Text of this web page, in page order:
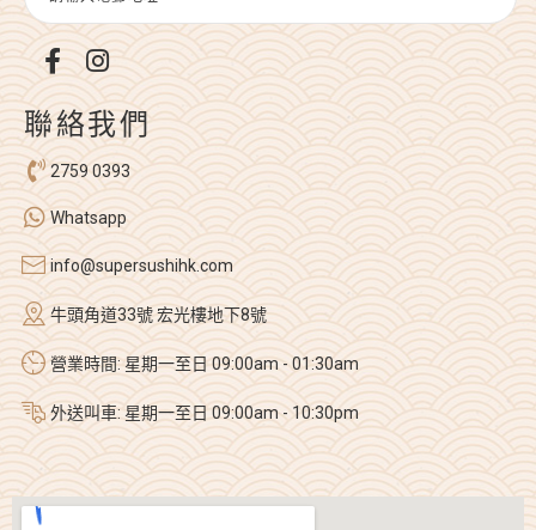
聯絡我們
2759 0393
Whatsapp
info@supersushihk.com
牛頭角道33號 宏光樓地下8號
營業時間: 星期一至日 09:00am - 01:30am
外送叫車: 星期一至日 09:00am - 10:30pm